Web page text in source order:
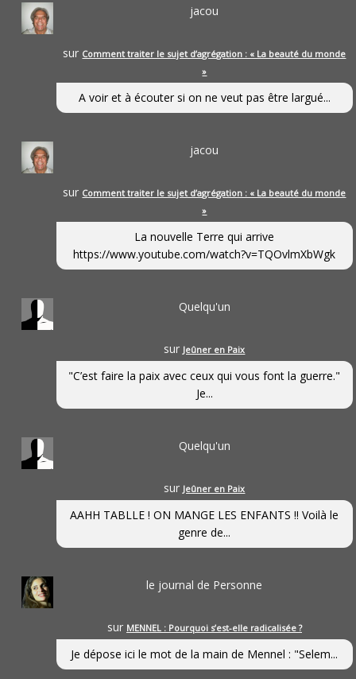
jacou
sur Comment traiter le sujet d’agrégation : « La beauté du monde
»
A voir et à écouter si on ne veut pas être largué...
jacou
sur Comment traiter le sujet d’agrégation : « La beauté du monde
»
La nouvelle Terre qui arrive
https://www.youtube.com/watch?v=TQOvlmXbWgk
Quelqu'un
sur Jeûner en Paix
"C’est faire la paix avec ceux qui vous font la guerre."
Je...
Quelqu'un
sur Jeûner en Paix
AAHH TABLLE ! ON MANGE LES ENFANTS !! Voilà le
genre de...
le journal de Personne
sur MENNEL : Pourquoi s’est-elle radicalisée ?
Je dépose ici le mot de la main de Mennel : "Selem...